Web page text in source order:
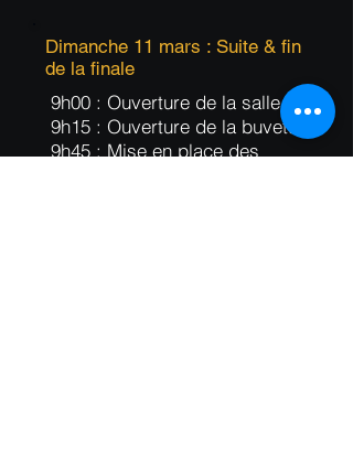
Dimanche 11 mars : Suite & fin
de la finale
9h00 : Ouverture de la salle
9h15 : Ouverture de la buvette
9h45 : Mise en place des